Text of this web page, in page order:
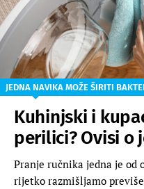
JEDNA NAVIKA MOŽE ŠIRITI
Kuhinjski i
perilici? Ovisi o
Pranje ručnika jedna je
rijetko razmišljamo